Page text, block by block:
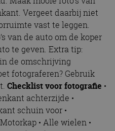
Vergeet daarbij niet
vast te leggen.
van de auto om de koper
te geven. Extra tip:
de omschrijving
fotograferen? Gebruik
Checklist voor fotografie •
achterzijde •
schuin voor •
• Alle wielen •